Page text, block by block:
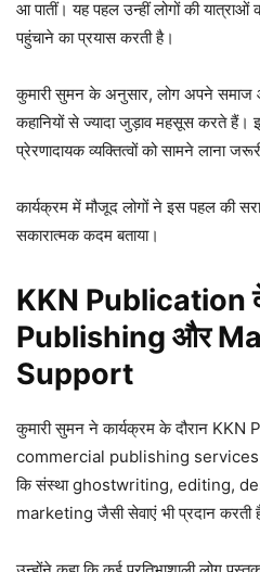
आ पातीं। यह पहल उन्हीं लोगों की
पहुंचाने का प्रयास करती है।
कुमारी सुमन के अनुसार, लोग अपने
कहानियों से ज्यादा जुड़ाव महसूस करते हैं।
प्रेरणादायक व्यक्तित्वों को सामने लाना
कार्यक्रम में मौजूद लोगों ने इस पहल की
सकारात्मक कदम बताया।
KKN Publication
Publishing और
Support
कुमारी सुमन ने कार्यक्रम के दौरान KKN
commercial publishing services की
कि संस्था ghostwriting, editing,
marketing जैसी सेवाएं भी प्रदान करती